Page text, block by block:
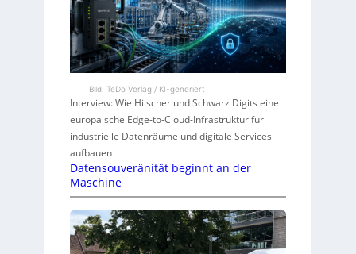
Bild: TeDo Verlag / KI-generiert
Interview: Wie Hilscher und Schwarz Digits eine
europäische Edge-to-Cloud-Infrastruktur für
industrielle Datenräume und digitale Services
aufbauen
Datensouveränität beginnt an der
Maschine